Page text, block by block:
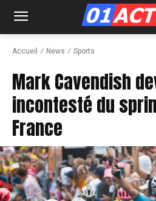
Accueil News Sports
Mark Cavendish
incontesté du
France